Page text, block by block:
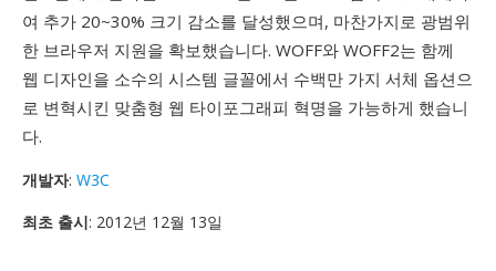
여 추가 20~30% 크기 감소를 달성했으며, 마찬가지로 광범위
한 브라우저 지원을 확보했습니다. WOFF와 WOFF2는 함께
웹 디자인을 소수의 시스템 글꼴에서 수백만 가지 서체 옵션으
로 변혁시킨 맞춤형 웹 타이포그래피 혁명을 가능하게 했습니
다.
개발자: W3C
최초 출시: 2012년 12월 13일